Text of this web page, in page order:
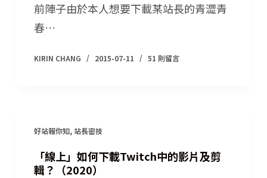
前陣子由於本人想要下載某站長的青澀青
春…
KIRIN CHANG 2015-07-11 51 則留言
好站報你知, 站長密技
「線上」如何下載Twitch中的影片及剪
輯？（2020）